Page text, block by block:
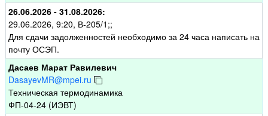
26.06.2026 - 31.08.2026:
29.06.2026, 9:20, В-205/1;;
Для сдачи задолженностей необходимо за 24 часа написать на
почту ОСЭП.
Дасаев Марат Равилевич
DasayevMR@mpei.ru
Техническая термодинамика
ФП-04-24 (ИЭВТ)